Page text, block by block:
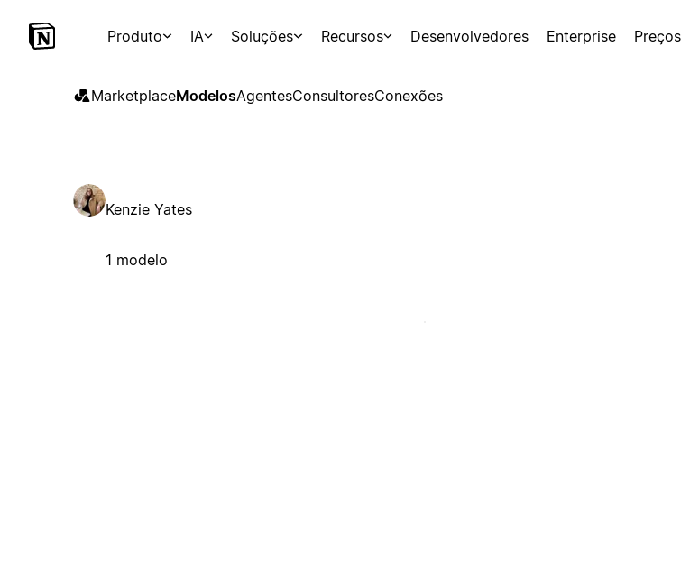
Produto IA Soluções Recursos Desenvolvedores Enterprise Preços
MarketplaceModelosAgentesConsultoresConexões
Kenzie Yates
1 modelo